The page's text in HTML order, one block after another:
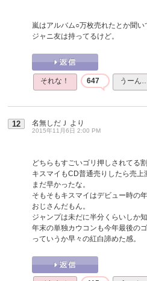
嵐はアルバム○万枚売れたとか聞
ジャニ友は持ってるけど。
それな！ 647 うーん
12 名無しだＪ より
2015年11月6日 2:00 PM
どちらもすごいゴリ押しされてる
キスマイもCD普通売りしたら売
まだ早かったな。
そもそもキスマイはデビュー時の
おじさんだもん。
ジャンプは未だに半分くらいしか知
年末の単独カウコンも今年最後の
っていうか早々の紅白諦めた感。